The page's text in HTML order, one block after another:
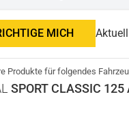
MICH
Produkte für folgendes
SPORT CLASSIC 125